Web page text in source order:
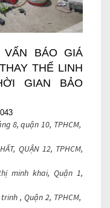
BÁO GIÁ
THẾ LINH
GIAN BẢO
8, quận 10, TPHCM,
QUẬN 12, TPHCM,
minh khai, Quận 1,
, Quận 2, TPHCM,